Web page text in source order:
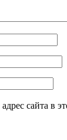
сайта в